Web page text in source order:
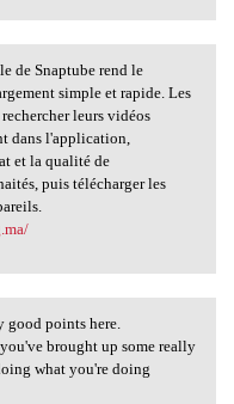
de
de Snaptube rend le
simple et rapide. Les
leurs vidéos
dans l'application,
et la qualité de
puis télécharger les
good
good points here.
brought up some really
what you're doing